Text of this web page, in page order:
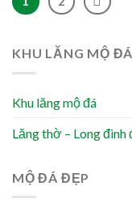
KHU LĂNG MỘ ĐÁ
Khu lăng mộ đá
Lăng thờ – Long đình
MỘ ĐÁ ĐẸP